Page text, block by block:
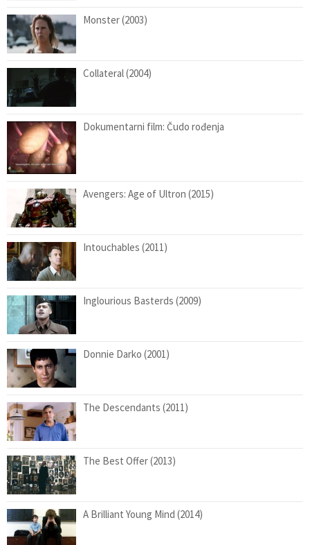
Monster (2003)
Collateral (2004)
Dokumentarni film: Čudo rođenja
Avengers: Age of Ultron (2015)
Intouchables (2011)
Inglourious Basterds (2009)
Donnie Darko (2001)
The Descendants (2011)
The Best Offer (2013)
A Brilliant Young Mind (2014)